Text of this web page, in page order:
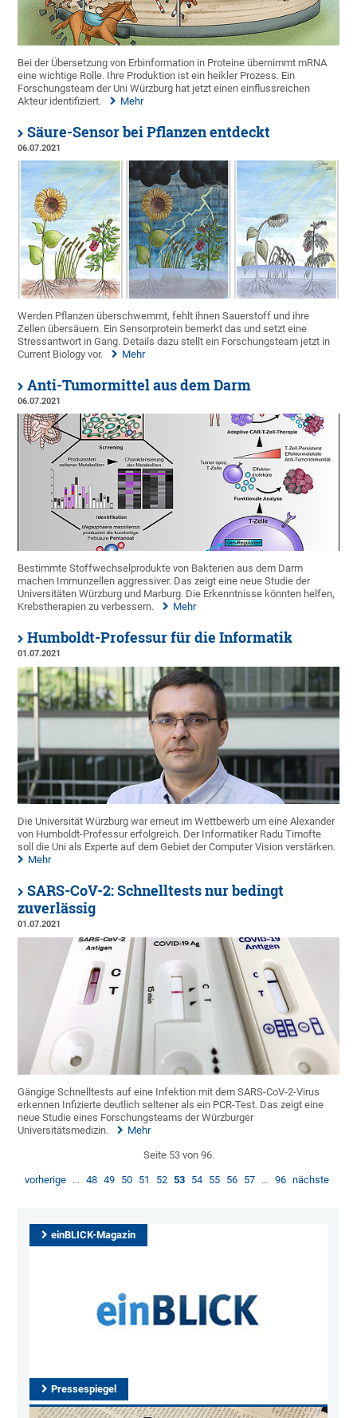
Bei der Übersetzung von Erbinformation in Proteine übernimmt mRNA
eine wichtige Rolle. Ihre Produktion ist ein heikler Prozess. Ein
Forschungsteam der Uni Würzburg hat jetzt einen einflussreichen
Akteur identifiziert.
Mehr
Säure-Sensor bei Pflanzen entdeckt
06.07.2021
Werden Pflanzen überschwemmt, fehlt ihnen Sauerstoff und ihre
Zellen übersäuern. Ein Sensorprotein bemerkt das und setzt eine
Stressantwort in Gang. Details dazu stellt ein Forschungsteam jetzt in
Current Biology vor.
Mehr
Anti-Tumormittel aus dem Darm
06.07.2021
Bestimmte Stoffwechselprodukte von Bakterien aus dem Darm
machen Immunzellen aggressiver. Das zeigt eine neue Studie der
Universitäten Würzburg und Marburg. Die Erkenntnisse könnten helfen,
Krebstherapien zu verbessern.
Mehr
Humboldt-Professur für die Informatik
01.07.2021
Die Universität Würzburg war erneut im Wettbewerb um eine Alexander
von Humboldt-Professur erfolgreich. Der Informatiker Radu Timofte
soll die Uni als Experte auf dem Gebiet der Computer Vision verstärken.
Mehr
SARS-CoV-2: Schnelltests nur bedingt
zuverlässig
01.07.2021
Gängige Schnelltests auf eine Infektion mit dem SARS-CoV-2-Virus
erkennen Infizierte deutlich seltener als ein PCR-Test. Das zeigt eine
neue Studie eines Forschungsteams der Würzburger
Universitätsmedizin.
Mehr
Seite 53 von 96.
vorherige … 48 49 50 51 52 53 54 55 56 57 … 96 nächste
einBLICK-Magazin
Pressespiegel